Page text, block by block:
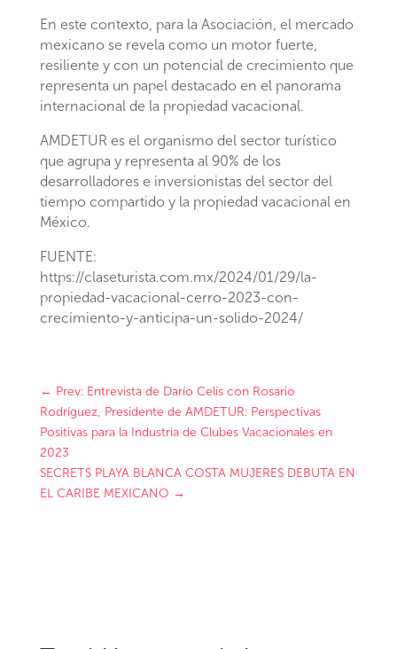
En este contexto, para la Asociación, el mercado
mexicano se revela como un motor fuerte,
resiliente y con un potencial de crecimiento que
representa un papel destacado en el panorama
internacional de la propiedad vacacional.
AMDETUR es el organismo del sector turístico
que agrupa y representa al 90% de los
desarrolladores e inversionistas del sector del
tiempo compartido y la propiedad vacacional en
México.
FUENTE:
https://claseturista.com.mx/2024/01/29/la-
propiedad-vacacional-cerro-2023-con-
crecimiento-y-anticipa-un-solido-2024/
← Prev: Entrevista de Darío Celis con Rosario
Rodríguez, Presidente de AMDETUR: Perspectivas
Positivas para la Industria de Clubes Vacacionales en
2023
SECRETS PLAYA BLANCA COSTA MUJERES DEBUTA EN
EL CARIBE MEXICANO →